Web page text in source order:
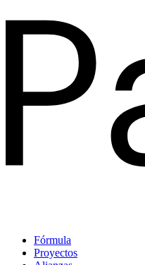
Fórmula
Proyectos